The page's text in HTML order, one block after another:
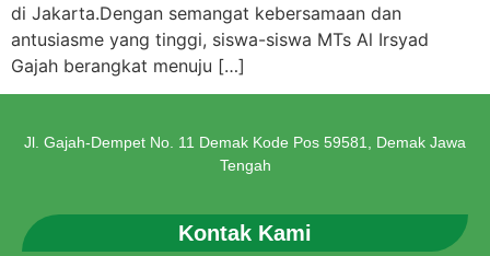
di Jakarta.Dengan semangat kebersamaan dan
antusiasme yang tinggi, siswa-siswa MTs Al Irsyad
Gajah berangkat menuju […]
Jl. Gajah-Dempet No. 11 Demak Kode Pos 59581, Demak Jawa
Tengah
Kontak Kami